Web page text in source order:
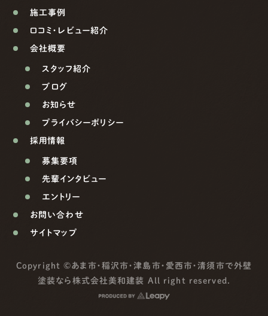
施工事例
口コミ・レビュー紹介
会社概要
スタッフ紹介
ブログ
お知らせ
プライバシーポリシー
採用情報
募集要項
先輩インタビュー
エントリー
お問い合わせ
サイトマップ
Copyright ©あま市・稲沢市・津島市・愛西市・清須市で外壁
塗装なら株式会社美和建装 All right reserved.